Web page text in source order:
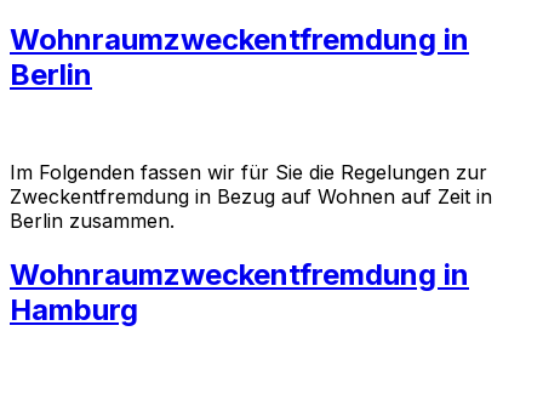
Wohnraumzweckentfremdung in
Berlin
Im Folgenden fassen wir für Sie die Regelungen zur
Zweckentfremdung in Bezug auf Wohnen auf Zeit in
Berlin zusammen.
Wohnraumzweckentfremdung in
Hamburg